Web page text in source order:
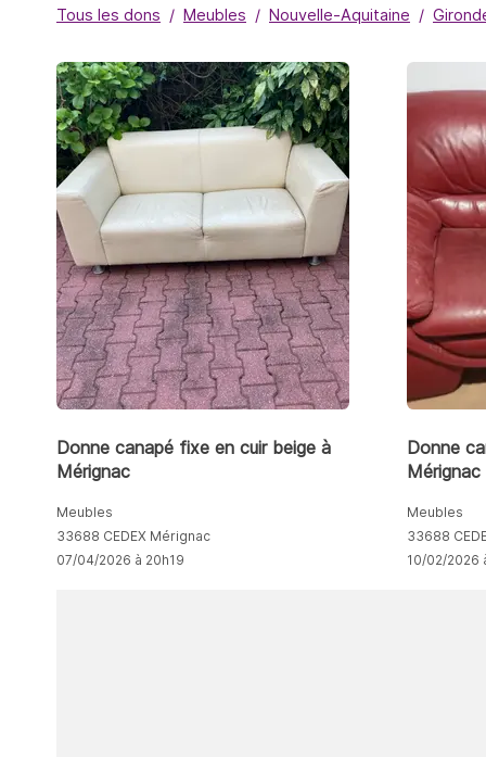
Tous les dons Meubles Nouvelle-Aquitaine
Donne canapé fixe en cuir beige à
Mérignac
Meubles
33688 CEDEX Mérignac
07/04/2026 à 20h19
Donne
Mérignac
Meubles
33688
10/02/2026